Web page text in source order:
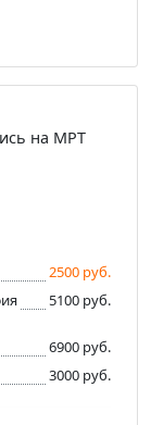
на МРТ
2500 руб.
5100 руб.
6900 руб.
3000 руб.